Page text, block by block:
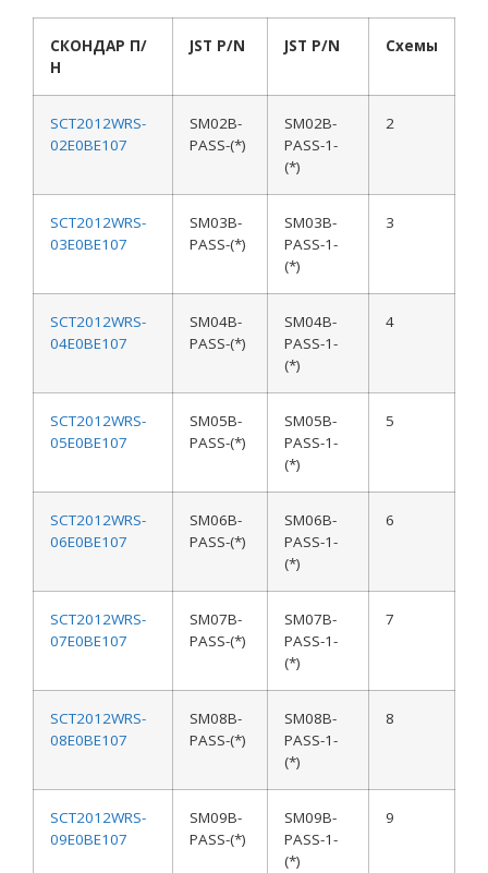
СКОНДАР П/
Н
JST P/N JST P/N Схемы
SCT2012WRS-
02E0BE107
SM02B-
PASS-(*)
SM02B-
PASS-1-
(*)
2
SCT2012WRS-
03E0BE107
SM03B-
PASS-(*)
SM03B-
PASS-1-
(*)
3
SCT2012WRS-
04E0BE107
SM04B-
PASS-(*)
SM04B-
PASS-1-
(*)
4
SCT2012WRS-
05E0BE107
SM05B-
PASS-(*)
SM05B-
PASS-1-
(*)
5
SCT2012WRS-
06E0BE107
SM06B-
PASS-(*)
SM06B-
PASS-1-
(*)
6
SCT2012WRS-
07E0BE107
SM07B-
PASS-(*)
SM07B-
PASS-1-
(*)
7
SCT2012WRS-
08E0BE107
SM08B-
PASS-(*)
SM08B-
PASS-1-
(*)
8
SCT2012WRS-
09E0BE107
SM09B-
PASS-(*)
SM09B-
PASS-1-
(*)
9